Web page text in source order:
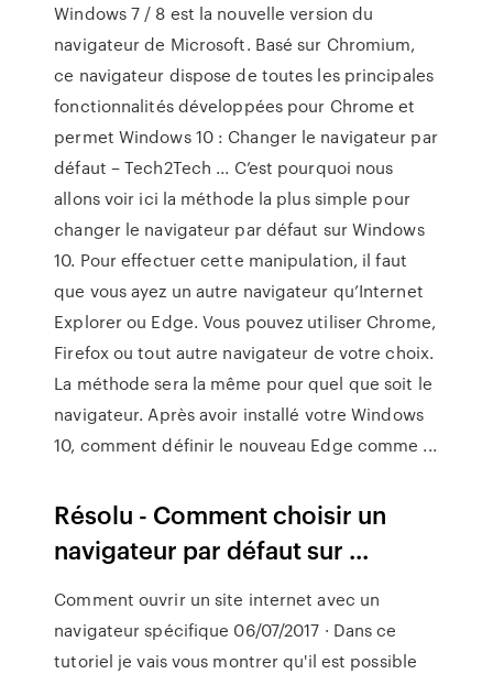
Windows 7 / 8 est la nouvelle version du
navigateur de Microsoft. Basé sur Chromium,
ce navigateur dispose de toutes les principales
fonctionnalités développées pour Chrome et
permet Windows 10 : Changer le navigateur par
défaut – Tech2Tech ... C’est pourquoi nous
allons voir ici la méthode la plus simple pour
changer le navigateur par défaut sur Windows
10. Pour effectuer cette manipulation, il faut
que vous ayez un autre navigateur qu’Internet
Explorer ou Edge. Vous pouvez utiliser Chrome,
Firefox ou tout autre navigateur de votre choix.
La méthode sera la même pour quel que soit le
navigateur. Après avoir installé votre Windows
10, comment définir le nouveau Edge comme ...
Résolu - Comment choisir un
navigateur par défaut sur ...
Comment ouvrir un site internet avec un
navigateur spécifique 06/07/2017 · Dans ce
tutoriel je vais vous montrer qu'il est possible